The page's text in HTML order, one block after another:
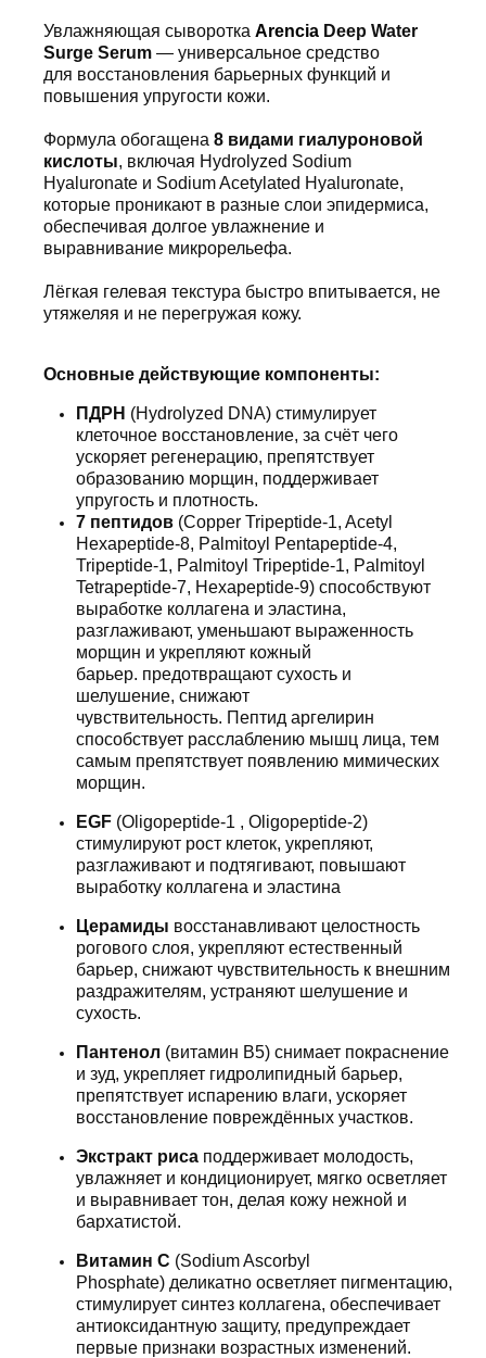
Увлажняющая сыворотка Arencia Deep Water
Surge Serum — универсальное средство
для восстановления барьерных функций и
повышения упругости кожи.
Формула обогащена 8 видами гиалуроновой
кислоты, включая Hydrolyzed Sodium
Hyaluronate и Sodium Acetylated Hyaluronate,
которые проникают в разные слои эпидермиса,
обеспечивая долгое увлажнение и
выравнивание микрорельефа.
Лёгкая гелевая текстура быстро впитывается, не
утяжеляя и не перегружая кожу.
Основные действующие компоненты:
ПДРН (Hydrolyzed DNA) cтимулирует
клеточное восстановление, за счёт чего
ускоряет регенерацию, препятствует
образованию морщин, поддерживает
упругость и плотность.
7 пептидов (Copper Tripeptide-1, Acetyl
Hexapeptide-8, Palmitoyl Pentapeptide-4,
Tripeptide-1, Palmitoyl Tripeptide-1, Palmitoyl
Tetrapeptide-7, Hexapeptide-9) способствуют
выработке коллагена и эластина,
разглаживают, уменьшают выраженность
морщин и укрепляют кожный
барьер. предотвращают сухость и
шелушение, снижают
чувствительность. Пептид аргелирин
способствует расслаблению мышц лица, тем
самым препятствует появлению мимических
морщин.
EGF (Oligopeptide-1 , Oligopeptide-2)
стимулируют рост клеток, укрепляют,
разглаживают и подтягивают, повышают
выработку коллагена и эластина
Церамиды восстанавливают целостность
рогового слоя, укрепляют естественный
барьер, снижают чувствительность к внешним
раздражителям, устраняют шелушение и
сухость.
Пантенол (витамин B5) снимает покраснение
и зуд, укрепляет гидролипидный барьер,
препятствует испарению влаги, ускоряет
восстановление повреждённых участков.
Экстракт риса поддерживает молодость,
увлажняет и кондиционирует, мягко осветляет
и выравнивает тон, делая кожу нежной и
бархатистой.
Витамин С (Sodium Ascorbyl
Phosphate) деликатно осветляет пигментацию,
стимулирует синтез коллагена, обеспечивает
антиоксидантную защиту, предупреждает
первые признаки возрастных изменений.